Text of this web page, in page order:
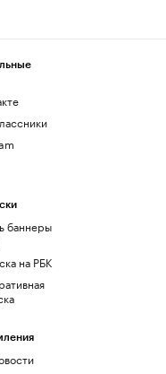
баннеры
на РБК